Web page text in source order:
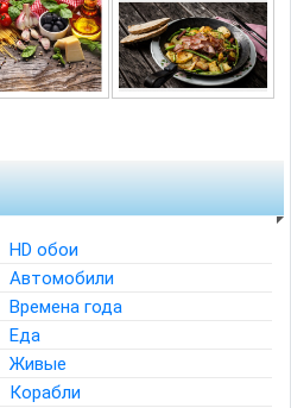
HD обои
Автомобили
Времена года
Еда
Живые
Корабли